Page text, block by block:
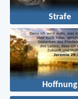
Strafe
Hoffnung